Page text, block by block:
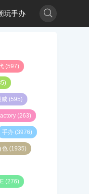
玩手办 
(597)
威 (595)
(263)
手办 (3976)
色 (1935)
(276)